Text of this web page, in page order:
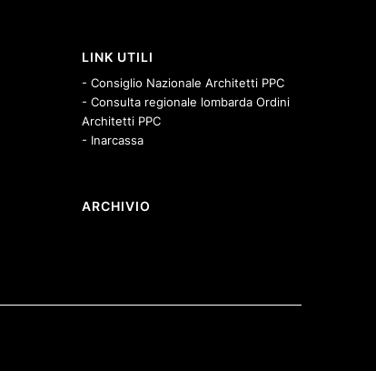
LINK UTILI
- Consiglio Nazionale Architetti PPC
- Consulta regionale lombarda Ordini
Architetti PPC
- Inarcassa
ARCHIVIO